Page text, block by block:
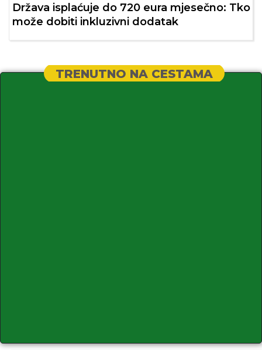
Država isplaćuje do 720 eura mjesečno: Tko
može dobiti inkluzivni dodatak
TRENUTNO NA CESTAMA